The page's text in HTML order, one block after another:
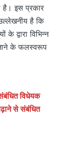
है। इस प्रकार
है कि
द्वारा विभिन्न
जाने के फलस्वरूप
विधेयक
से संबंधित